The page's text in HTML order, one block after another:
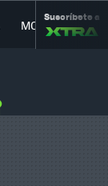
MOVILIDAD
Suscríbete a